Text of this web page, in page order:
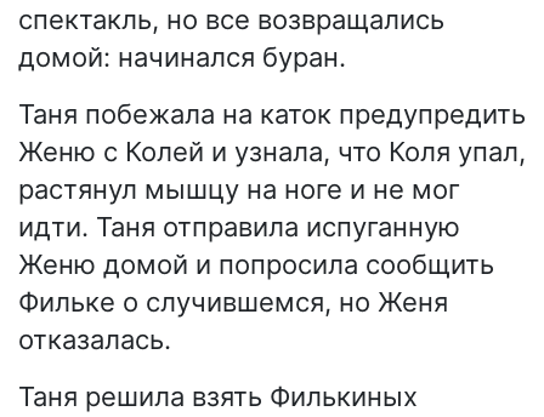
спектакль, но все возвращались
домой: начинался буран.
Таня побежала на каток предупредить
Женю с Колей и узнала, что Коля упал,
растянул мышцу на ноге и не мог
идти. Таня отправила испуганную
Женю домой и попросила сообщить
Фильке о случившемся, но Женя
отказалась.
Таня решила взять Филькиных